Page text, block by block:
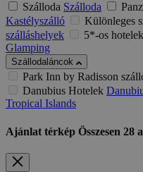
Szálloda Szálloda
Kastélyszálló
Különleges
szálláshelyek
5*-os hotelek
Glamping
Szállodaláncok
Park Inn by Radisson
Danubius Hotelek
Tropical Islands
Ajánlat térkép Összesen 28